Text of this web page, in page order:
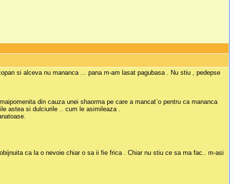
si alceva nu mananca ... pana m-am lasat pagubasa . Nu stiu , pedepse
din cauza unei shaorma pe care a mancat`o pentru ca mananca
astea si dulciurile .. cum le asimileaza .
ca la o nevoie chiar o sa ii fie frica . Chiar nu stiu ce sa ma fac.. m-asi